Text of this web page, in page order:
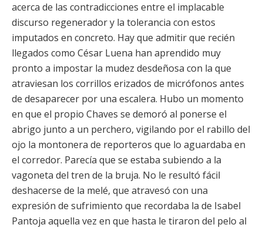
acerca de las contradicciones entre el implacable
discurso regenerador y la tolerancia con estos
imputados en concreto. Hay que admitir que recién
llegados como César Luena han aprendido muy
pronto a impostar la mudez desdeñosa con la que
atraviesan los corrillos erizados de micrófonos antes
de desaparecer por una escalera. Hubo un momento
en que el propio Chaves se demoró al ponerse el
abrigo junto a un perchero, vigilando por el rabillo del
ojo la montonera de reporteros que lo aguardaba en
el corredor. Parecía que se estaba subiendo a la
vagoneta del tren de la bruja. No le resultó fácil
deshacerse de la melé, que atravesó con una
expresión de sufrimiento que recordaba la de Isabel
Pantoja aquella vez en que hasta le tiraron del pelo al